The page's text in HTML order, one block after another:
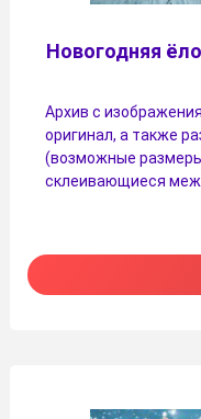
Новогодняя
Архив с
оригинал, а также
(возможные
склеивающиеся